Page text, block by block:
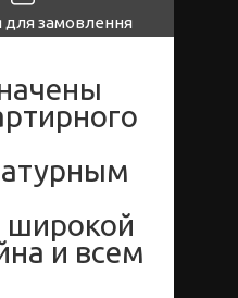
для замовлення
широкой
и всем